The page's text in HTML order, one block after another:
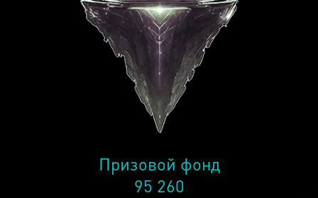
Призовой фонд
95 260